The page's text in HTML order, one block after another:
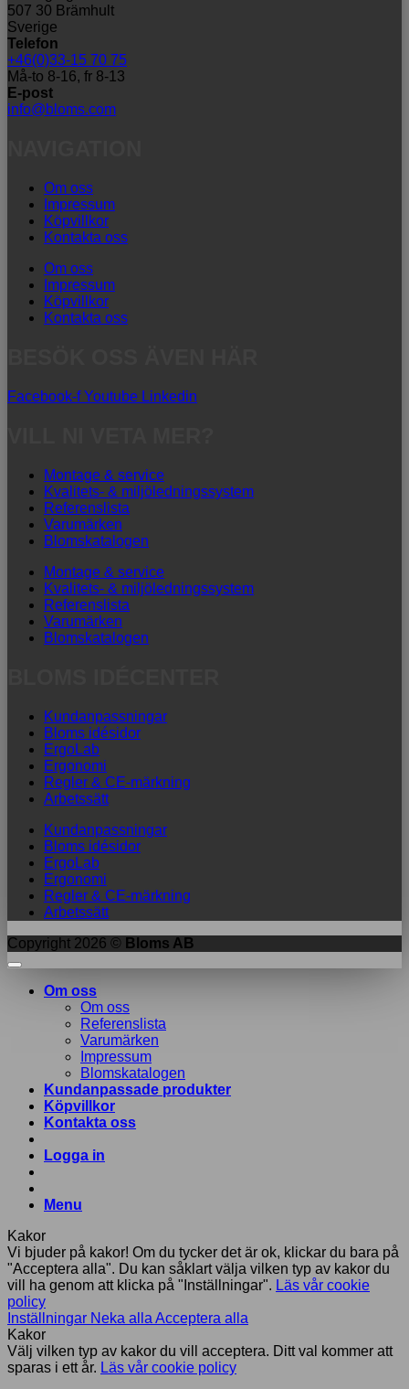
507 30 Brämhult
Sverige
Telefon
+46(0)33-15 70 75
Må-to 8-16, fr 8-13
E-post
info@bloms.com
Om oss
Impressum
Köpvillkor
Kontakta oss
Om oss
Impressum
Köpvillkor
Kontakta oss
Facebook-f Youtube Linkedin
Montage & service
Kvalitets- & miljöledningssystem
Referenslista
Varumärken
Blomskatalogen
Montage & service
Kvalitets- & miljöledningssystem
Referenslista
Varumärken
Blomskatalogen
Kundanpassningar
Bloms idésidor
ErgoLab
Ergonomi
Regler & CE-märkning
Arbetssätt
Kundanpassningar
Bloms idésidor
ErgoLab
Ergonomi
Regler & CE-märkning
Arbetssätt
Copyright 2026 © Bloms AB
Om oss
Om oss
Referenslista
Varumärken
Impressum
Blomskatalogen
Kundanpassade produkter
Köpvillkor
Kontakta oss
Logga in
Menu
Kakor
Vi bjuder på kakor! Om du tycker det är ok, klickar du bara på
"Acceptera alla". Du kan såklart välja vilken typ av kakor du
vill ha genom att klicka på "Inställningar". Läs vår cookie
policy
Inställningar Neka alla Acceptera alla
Kakor
Välj vilken typ av kakor du vill acceptera. Ditt val kommer att
sparas i ett år. Läs vår cookie policy